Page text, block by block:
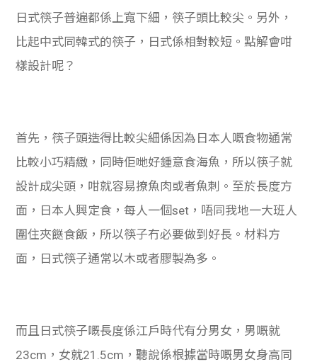
日式筷子普遍都係上寬下細，筷子頭比較尖。另外，
比起中式同韓式的筷子，日式係相對較短。點解會咁
樣設計呢？
首先，筷子頭造得比較尖細係因為日本人嘅食物通常
比較小巧精緻，同時佢哋好鍾意食海魚，所以筷子就
設計成尖頭，咁就容易撩魚肉或者魚刺。至於長度方
面，日本人興定食，每人一個set，唔同我地一大班人
圍住夾餸食飯，所以筷子冇必要做到好長。材料方
面，日式筷子通常以木或者膠製為多。
而且日式筷子嘅長度係江戶時代有分男女，男嘅就
23cm，女就21.5cm，聽說係根據當時嘅男女身高同